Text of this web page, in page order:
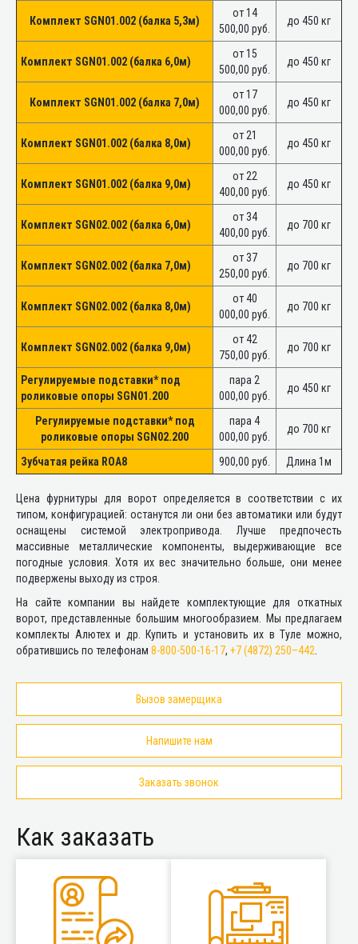
Комплект SGN01.002 (балка 5,3м)
от 14
500,00 руб.
до 450 кг
Комплект SGN01.002 (балка 6,0м)
от 15
500,00 руб.
до 450 кг
Комплект SGN01.002 (балка 7,0м)
от 17
000,00 руб.
до 450 кг
Комплект SGN01.002 (балка 8,0м)
от 21
000,00 руб.
до 450 кг
Комплект SGN01.002 (балка 9,0м)
от 22
400,00 руб.
до 450 кг
Комплект SGN02.002 (балка 6,0м)
от 34
400,00 руб.
до 700 кг
Комплект SGN02.002 (балка 7,0м)
от 37
250,00 руб.
до 700 кг
Комплект SGN02.002 (балка 8,0м)
от 40
000,00 руб.
до 700 кг
Комплект SGN02.002 (балка 9,0м)
от 42
750,00 руб.
до 700 кг
Регулируемые подставки* под
роликовые опоры SGN01.200
пара 2
000,00 руб.
до 450 кг
Регулируемые подставки* под
роликовые опоры SGN02.200
пара 4
000,00 руб.
до 700 кг
Зубчатая рейка ROA8 900,00 руб. Длина 1м
Цена фурнитуры для ворот определяется в соответствии с их
типом, конфигурацией: останутся ли они без автоматики или будут
оснащены системой электропривода. Лучше предпочесть
массивные металлические компоненты, выдерживающие все
погодные условия. Хотя их вес значительно больше, они менее
подвержены выходу из строя.
На сайте компании вы найдете комплектующие для откатных
ворот, представленные большим многообразием. Мы предлагаем
комплекты Алютех и др. Купить и установить их в Туле можно,
обратившись по телефонам 8-800-500-16-17, +7 (4872) 250–442.
Вызов замерщика
Напишите нам
Заказать звонок
Как заказать